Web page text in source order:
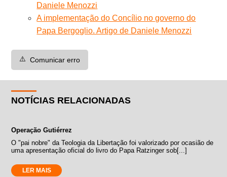
Daniele Menozzi
A implementação do Concílio no governo do
Papa Bergoglio. Artigo de Daniele Menozzi
⚠️ Comunicar erro
NOTÍCIAS RELACIONADAS
Operação Gutiérrez
O "pai nobre" da Teologia da Libertação foi valorizado por ocasião de
uma apresentação oficial do livro do Papa Ratzinger sob[...]
LER MAIS